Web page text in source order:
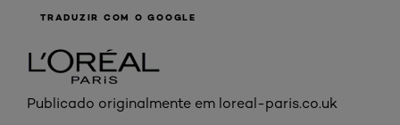
TRADUZIR COM O GOOGLE
Publicado originalmente em loreal-paris.co.uk